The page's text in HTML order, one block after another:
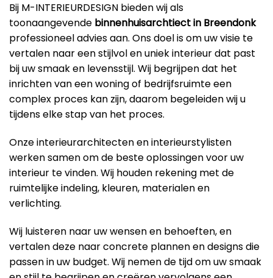
Bij M-INTERIEURDESIGN bieden wij als
toonaangevende binnenhuisarchtiect in Breendonk
professioneel advies aan. Ons doel is om uw visie te
vertalen naar een stijlvol en uniek interieur dat past
bij uw smaak en levensstijl. Wij begrijpen dat het
inrichten van een woning of bedrijfsruimte een
complex proces kan zijn, daarom begeleiden wij u
tijdens elke stap van het proces.
Onze interieurarchitecten en interieurstylisten
werken samen om de beste oplossingen voor uw
interieur te vinden. Wij houden rekening met de
ruimtelijke indeling, kleuren, materialen en
verlichting.
Wij luisteren naar uw wensen en behoeften, en
vertalen deze naar concrete plannen en designs die
passen in uw budget. Wij nemen de tijd om uw smaak